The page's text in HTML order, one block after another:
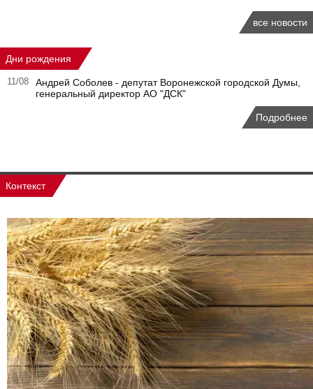
все новости
Дни рождения
11/08
Андрей Соболев - депутат Воронежской городской Думы,
генеральный директор АО "ДСК"
Подробнее
Контекст